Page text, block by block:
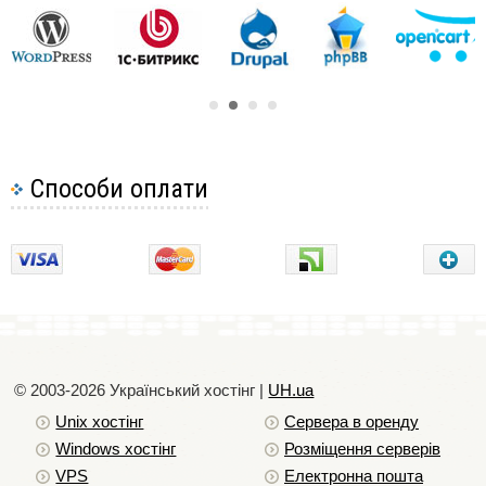
Безпека хостінгу
Помилки на віртуальному хостінгу
Хостінг для сео просування
Способи оплати
© 2003-2026 Український хостiнг | UH.ua
Unix хостiнг
Windows хостiнг
VPS
Сервера в оренду
Розміщення серверів
Електронна пошта